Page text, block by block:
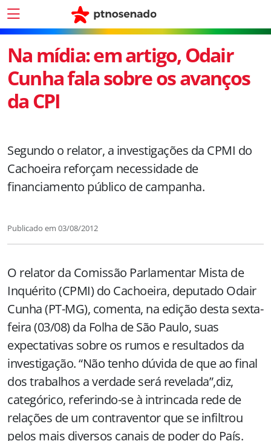
Na mídia: em artigo, Odair
Cunha fala sobre os avanços
da CPI
Segundo o relator, a investigações da CPMI do
Cachoeira reforçam necessidade de
financiamento público de campanha.
Publicado em 03/08/2012
O relator da Comissão Parlamentar Mista de
Inquérito (CPMI) do Cachoeira, deputado Odair
Cunha (PT-MG), comenta, na edição desta sexta-
feira (03/08) da Folha de São Paulo, suas
expectativas sobre os rumos e resultados da
investigação. “Não tenho dúvida de que ao final
dos trabalhos a verdade será revelada”,diz,
categórico, referindo-se à intrincada rede de
relações de um contraventor que se infiltrou
pelos mais diversos canais de poder do País.